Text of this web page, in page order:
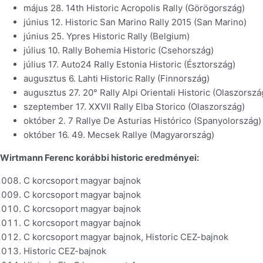
május 28. 14th Historic Acropolis Rally (Görögország)
június 12. Historic San Marino Rally 2015 (San Marino)
június 25. Ypres Historic Rally (Belgium)
július 10. Rally Bohemia Historic (Csehország)
július 17. Auto24 Rally Estonia Historic (Észtország)
augusztus 6. Lahti Historic Rally (Finnország)
augusztus 27. 20° Rally Alpi Orientali Historic
szeptember 17. XXVII Rally Elba Storico (Olaszország)
október 2. 7 Rallye De Asturias Histórico (Spanyolország)
október 16. 49. Mecsek Rallye (Magyarország)
Wirtmann Ferenc korábbi historic eredményei:
C korcsoport magyar bajnok
C korcsoport magyar bajnok
C korcsoport magyar bajnok
C korcsoport magyar bajnok
C korcsoport magyar bajnok, Historic CEZ-bajnok
Historic CEZ-bajnok